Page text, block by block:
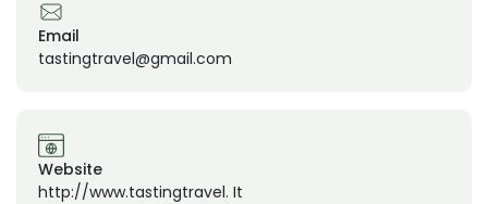
Email
tastingtravel@gmail.com
Website
http://www.tastingtravel. It